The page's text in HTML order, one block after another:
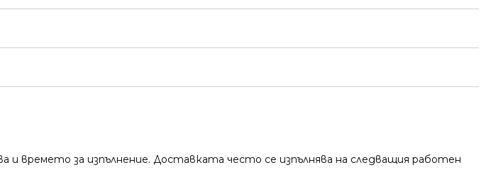
и времето за изпълнение. Доставката често се изпълнява на следващия работен